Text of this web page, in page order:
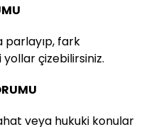
parlayıp, fark
çizebilirsiniz.
veya hukuki konular